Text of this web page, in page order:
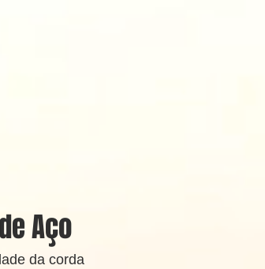
Aço
da corda